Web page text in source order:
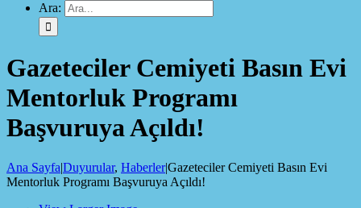
Ara:
Gazeteciler Cemiyeti Basın Evi
Mentorluk Programı
Başvuruya Açıldı!
Ana Sayfa|Duyurular, Haberler|Gazeteciler Cemiyeti Basın Evi
Mentorluk Programı Başvuruya Açıldı!